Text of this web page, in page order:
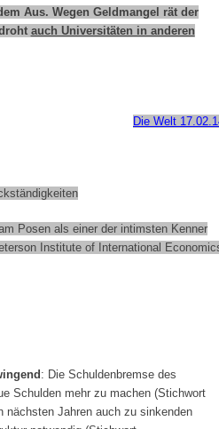
Aus. Wegen Geldmangel rät der
auch Universitäten in anderen
Die Welt
Posen als einer der intimsten Kenner
Institute of International
: Die Schuldenbremse des
Schulden mehr zu machen (Stichwort
nächsten Jahren auch zu sinkenden